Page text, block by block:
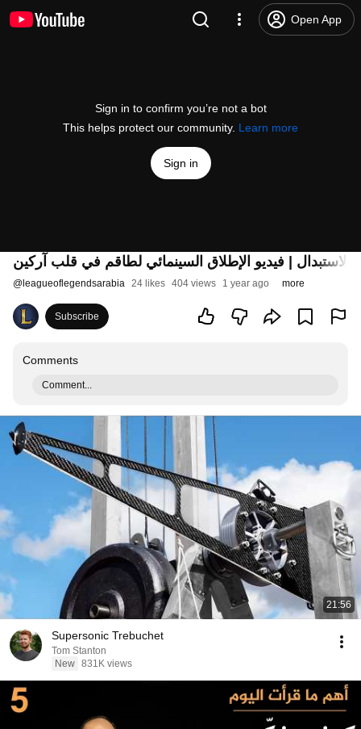
Open App
Sign in to confirm you’re not a bot
This helps protect our community. Learn more
Sign in
@ leagueoflegendsarabia 24 likes 404 views 1 year ago more
Subscribe
Comments
Comment...
21:56
Supersonic Trebuchet
Tom Stanton
New 831K views